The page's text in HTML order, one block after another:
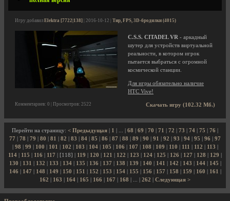
Игру добавил Elektra [7722|138] | 2016-10-12 | Тир, FPS, 3D-бродилки (4015)
C.S.S. CITADEL VR - аркадный
шутер для устройств виртуальной
реальности, в котором игрок
пытается выбраться с огромной
космической станции.
Для игры обязательно наличие
HTC Vive!
Скачать игру (102.32 Мб.)
Комментариев: 0 | Просмотров: 2522
Перейти на страницу: < Предыдущая 1 68 69 70 71 72 73 74 75 76
77
78 79 80 81 82 83 84 85 86 87 88 89 90 91 92 93 94 95 96
97
98 99 100 101 102 103 104| 105 106 107 108 109 110 111 112 113
114
115 116 117 | [118] | 119 120 121 122 123 124 125 126 127 128 129
130
131 132 133 134| 135 136 137 138 139 140 141 142 143 144| 145
146
147 148 149 150 151 152 153 154| 155 156 157 158 159 160 161
162
163 164 165 166 167 168 262 Следующая >